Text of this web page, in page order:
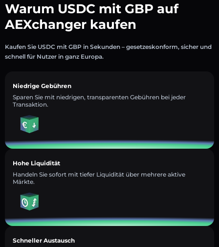
Warum USDC mit GBP auf
AEXchanger kaufen
Kaufen Sie USDC mit GBP in Sekunden – gesetzeskonform, sicher und
schnell für Nutzer in ganz Europa.
Niedrige Gebühren
Sparen Sie mit niedrigen, transparenten Gebühren bei jeder
Transaktion.
Hohe Liquidität
Handeln Sie sofort mit tiefer Liquidität über mehrere aktive
Märkte.
Schneller Austausch